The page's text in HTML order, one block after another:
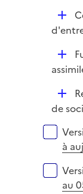
i
D
é
i
D
é
i
e
r
D
é
l
i
e
de
à
au